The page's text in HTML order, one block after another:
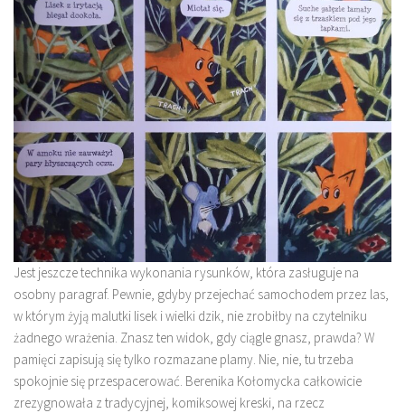
Jest jeszcze technika wykonania rysunków, która zasługuje na
osobny paragraf. Pewnie, gdyby przejechać samochodem przez las,
w którym żyją malutki lisek i wielki dzik, nie zrobiłby na czytelniku
żadnego wrażenia. Znasz ten widok, gdy ciągle gnasz, prawda? W
pamięci zapisują się tylko rozmazane plamy. Nie, nie, tu trzeba
spokojnie się przespacerować. Berenika Kołomycka całkowicie
zrezygnowała z tradycyjnej, komiksowej kreski, na rzecz